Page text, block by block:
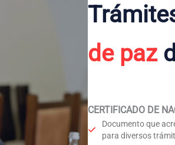
de paz
CERTIFICADO DE
Documento que
para diversos